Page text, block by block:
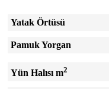
Yatak Örtüsü
Pamuk Yorgan
Yün Halısı m2